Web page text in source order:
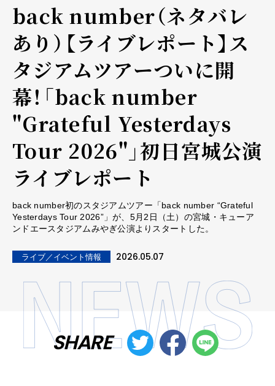
back number（ネタバレ
あり）【ライブレポート】ス
タジアムツアーついに開
幕！「back number
"Grateful Yesterdays
Tour 2026"」初日宮城公演
ライブレポート
back number初のスタジアムツアー「back number “Grateful
Yesterdays Tour 2026”」が、5月2日（土）の宮城・キューア
ンドエースタジアムみやぎ公演よりスタートした。
ライブ／イベント情報 2026.05.07
SHARE